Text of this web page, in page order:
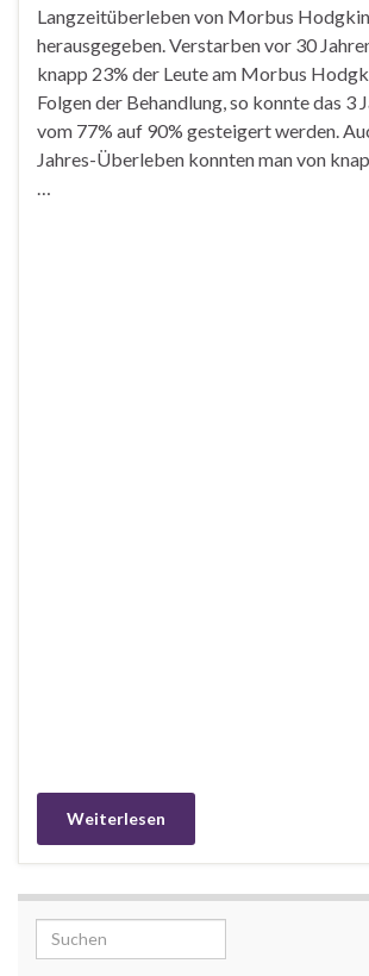
Langzeitüberleben von Morbus Hodgkin
herausgegeben. Verstarben vor 30
knapp 23% der Leute am Morbus
Folgen der Behandlung, so konnte das 3
vom 77% auf 90% gesteigert werden.
Jahres-Überleben konnten man von
…
Weiterlesen
Search for: